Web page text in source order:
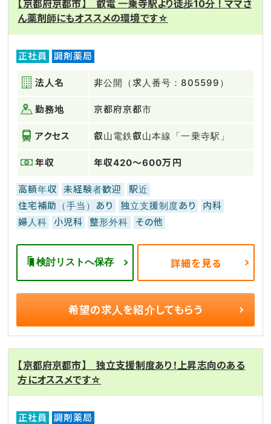
【京都府京都市】 叡電 一乗寺駅より徒歩10分！ママさ
ん薬剤師にもオススメの環境です☆
正社員 調剤薬局
法人名 非公開（求人番号：805599）
勤務地 京都府京都市
アクセス 叡山電鉄叡山本線「一乗寺駅」
年収 年収420～600万円
高額年収 未経験者歓迎
駅近
住宅補助（手当）あり
独立支援制度あり
内科
婦人科
小児科 整形外科 その他
検討リストへ保存 詳細を見る
希望の求人を紹介してもらう
【京都府京都市】 独立支援制度あり！上昇志向のある
方にオススメです☆
正社員 調剤薬局